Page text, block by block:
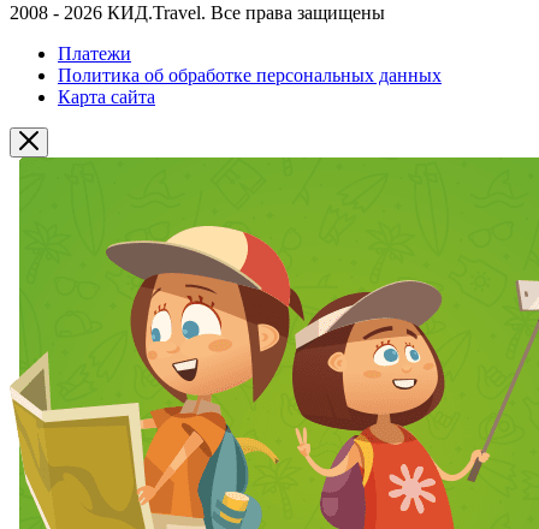
2008 - 2026 КИД.Travel. Все права защищены
Платежи
Политика об обработке персональных данных
Карта сайта